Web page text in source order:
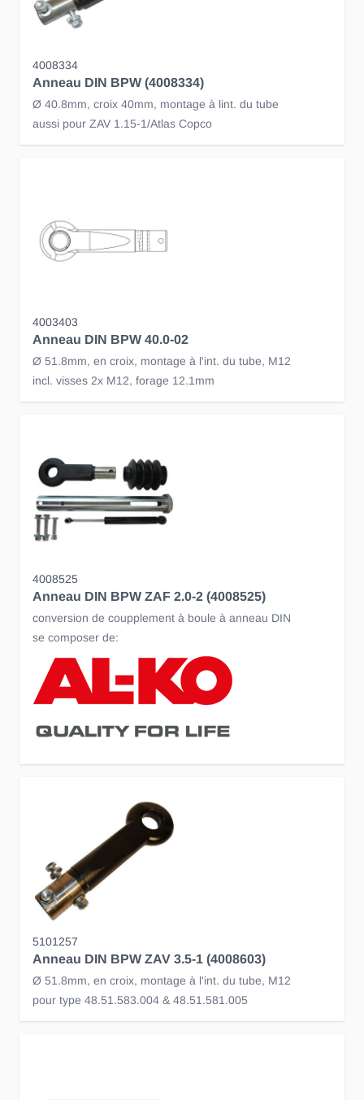
4008334
Anneau DIN BPW (4008334)
Ø 40.8mm, croix 40mm, montage à lint. du tube
aussi pour ZAV 1.15-1/Atlas Copco
4003403
Anneau DIN BPW 40.0-02
Ø 51.8mm, en croix, montage à l'int. du tube, M12
incl. visses 2x M12, forage 12.1mm
4008525
Anneau DIN BPW ZAF 2.0-2 (4008525)
conversion de coupplement à boule à anneau DIN
se composer de:
5101257
Anneau DIN BPW ZAV 3.5-1 (4008603)
Ø 51.8mm, en croix, montage à l'int. du tube, M12
pour type 48.51.583.004 & 48.51.581.005